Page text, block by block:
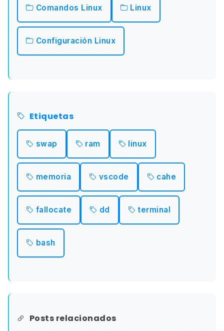
Comandos Linux Linux
Configuración Linux
Etiquetas
swap ram linux
memoria vscode cahe
fallocate dd terminal
bash
Posts relacionados